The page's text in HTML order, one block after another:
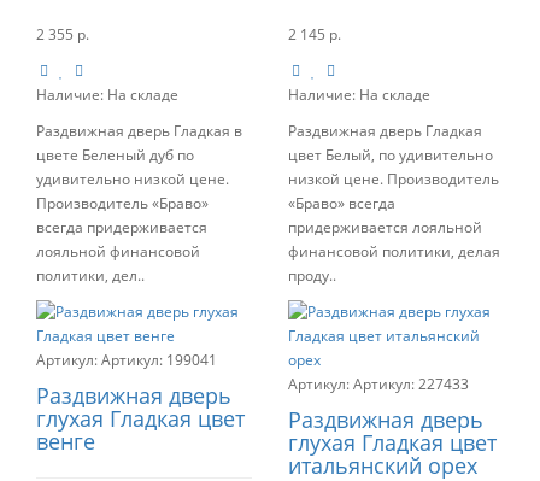
2 355 р.
Наличие: На складе
Раздвижная дверь Гладкая в
цвете Беленый дуб по
удивительно низкой цене.
Производитель «Браво»
всегда придерживается
лояльной финансовой
политики, дел..
2 145 р.
Наличие: На складе
Раздвижная дверь Гладкая
цвет Белый, по удивительно
низкой цене. Производитель
«Браво» всегда
придерживается лояльной
финансовой политики, делая
проду..
Артикул: 199041
Раздвижная дверь
глухая Гладкая цвет
венге
Артикул:227433
Раздвижная дверь
глухая Гладкая цвет
итальянский орех